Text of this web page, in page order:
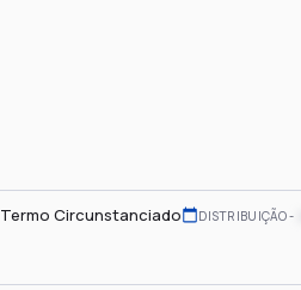
Termo Circunstanciado DISTRIBUIÇÃO